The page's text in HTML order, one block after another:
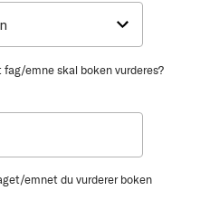
emne skal boken vurderes?
emnet du vurderer boken